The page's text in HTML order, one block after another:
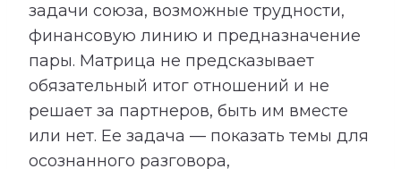
задачи союза, возможные трудности,
финансовую линию и предназначение
пары. Матрица не предсказывает
обязательный итог отношений и не
решает за партнеров, быть им вместе
или нет. Ее задача — показать темы для
осознанного разговора,